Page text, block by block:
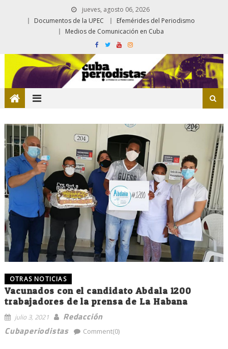
jueves, agosto 06, 2026
Documentos de la UPEC
Efemérides del Periodismo
Medios de Comunicación en Cuba
OTRAS NOTICIAS
Vacunados con el candidato Abdala 1200
trabajadores de la prensa de La Habana
julio 3, 2021
Redacción
Cubaperiodistas
Comment(0)